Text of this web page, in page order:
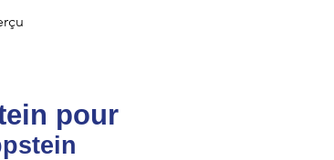
pour